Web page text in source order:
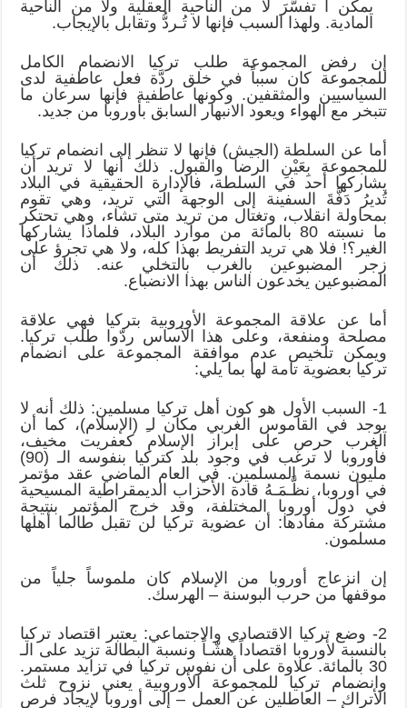
يمكن أ تفسَّرَ لا من الناحية العقلية ولا من الناحية
المادية. ولهذا السبب فإنها لا تُـردُّ وتقابل بالإيجاب.
إن رفض المجموعة طلب تركيا الانضمام الكامل
للمجموعة كان سبباً في خلق ردَّة فعل عاطفية لدى
السياسيين والمثقفين. وكونها عاطفية فإنها سرعان ما
تتبخر مع الهواء ويعود الانبهار السابق بأوروبا من جديد.
أما عن السلطة (الجيش) فإنها لا تنظر إلى انضمام تركيا
للمجموعة بِعَيْنِ الرضا والقبول. ذلك أنها لا تريد أن
يشاركها أحد في السلطة، فالإدارة الحقيقية في البلاد
تُديرُ دَفَّةَ السفينة إلى الوجهة التي تريد، وهي تقوم
بمحاولة انقلاب، وتغتال من تريد متى تشاء، وهي تحتكر
ما نسبته 80 بالمائة من موارد البلاد، فلماذا يشاركها
الغير؟! فلا هي تريد التفريط بهذا كله، ولا هي تجرؤ على
زجر المضبوعين بالغرب بالتخلي عنه. ذلك أن
المضبوعين يخدعون الناس بهذا الانضباع.
أما عن علاقة المجموعة الأوروبية بتركيا فهي علاقة
مصلحة ومنفعة، وعلى هذا الأساس ردّوا طلب تركيا.
ويمكن تلخيص عدم موافقة المجموعة على انضمام
تركيا بعضوية تامة لها بما يلي:
1- السبب الأول هو كون أهل تركيا مسلمين: ذلك أنه لا
يوجد في القاموس الغربي مكان لـِ (الإسلام)، كما أن
الغرب حرص على إبراز الإسلام كعفريت مخيف،
فأوروبا لا ترغب في وجود بلد كتركيا بنفوسه الـ (90)
مليون نسمة المسلمين. في العام الماضي عقد مؤتمر
في أوروبا، نظَّـمَـهُ قادة الأحزاب الديمقراطية المسيحية
في دول أوروبا المختلفة، وقد خرج المؤتمر بنتيجة
مشتركة مفادها: أن عضوية تركيا لن تقبل طالما أهلها
مسلمون.
إن انزعاج أوروبا من الإسلام كان ملموساً جلياً من
موقفها من حرب البوسنة – الهرسك.
2- وضع تركيا الاقتصادي والاجتماعي: يعتبر اقتصاد تركيا
بالنسبة لأوروبا اقتصاداً هشّـاً ونسبة البطالة تزيد على الـ
30 بالمائة. علاوة على أن نفوس تركيا في تزايد مستمر.
وانضمام تركيا للمجموعة الأوروبية يعني نزوح ثلث
الأتراك – العاطلين عن العمل – إلى أوروبا لإيجاد فرص